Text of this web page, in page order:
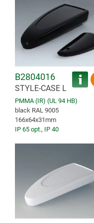
B2804016
STYLE-CASE L
PMMA (IR) (UL 94 HB)
black RAL 9005
166x64x31mm
IP 65 opt., IP 40